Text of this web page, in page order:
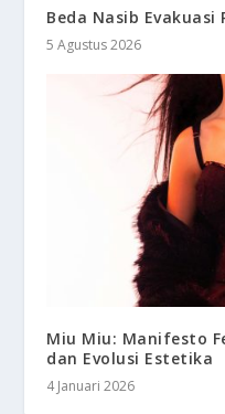
Beda Nasib Evakuasi
5 Agustus 2026
Miu Miu: Manifesto
dan Evolusi Estetika
4 Januari 2026